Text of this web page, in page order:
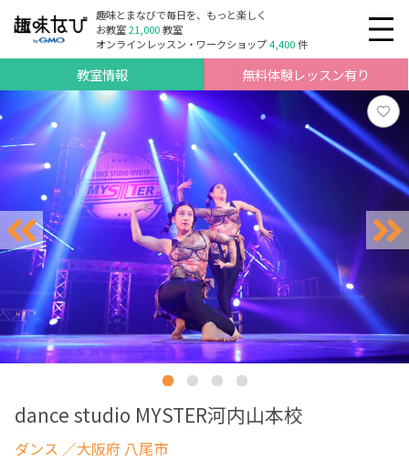
趣味とまなびで毎日を、もっと楽しく
お教室21,000教室
オンラインレッスン・ワークショップ4,400件
教室情報 無料体験レッスン有り
dance studio MYSTER河内山本校
ダンス ／大阪府 八尾市